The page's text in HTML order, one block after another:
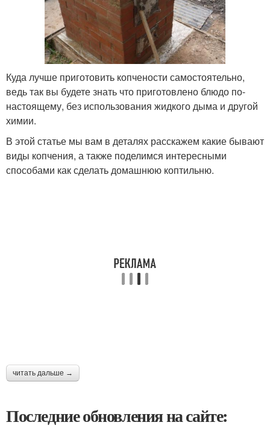
Куда лучше приготовить копчености самостоятельно,
ведь так вы будете знать что приготовлено блюдо по-
настоящему, без использования жидкого дыма и другой
химии.
В этой статье мы вам в деталях расскажем какие бывают
виды копчения, а также поделимся интересными
способами как сделать домашнюю коптильню.
читать дальше →
Последние обновления на сайте: